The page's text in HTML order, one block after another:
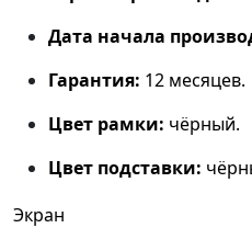
Дата начала
Гарантия: 12 месяцев.
Цвет рамки: чёрный.
Цвет подставки:
Экран